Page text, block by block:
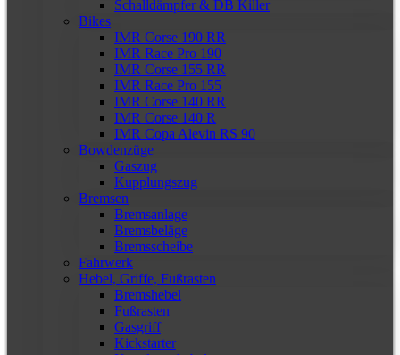
Schalldämpfer & DB Killer
Bikes
IMR Corse 190 RR
IMR Race Pro 190
IMR Corse 155 RR
IMR Race Pro 155
IMR Corse 140 RR
IMR Corse 140 R
IMR Copa Alevin RS 90
Bowdenzüge
Gaszug
Kupplungszug
Bremsen
Bremsanlage
Bremsbeläge
Bremsscheibe
Fahrwerk
Hebel, Griffe, Fußrasten
Bremshebel
Fußrasten
Gasgriff
Kickstarter